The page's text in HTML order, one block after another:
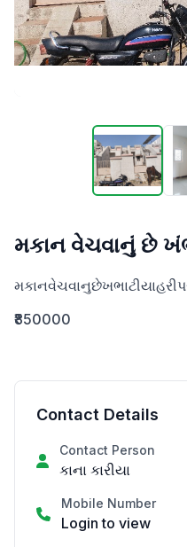
મકાન વેચવાનું છે
₹850000
Contact Details
Contact Person
કાના કારીયા
Mobile Number
Login to view